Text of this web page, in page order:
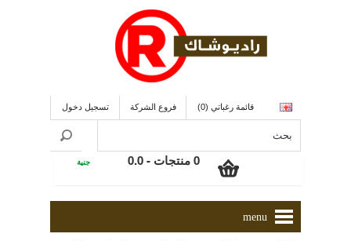
قائمة رغباتي (0) فروع الشركة تسجيل دخول
0 منتجات - 0.0 جنية
menu